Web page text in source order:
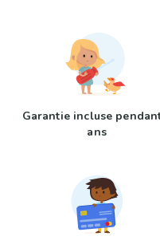
Garantie incluse
ans